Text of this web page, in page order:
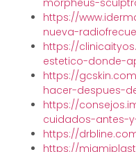
https://
nueva-
https://
estetico-donde-
https://
hacer-despues-
https://
cuidados-antes-
https://
https://